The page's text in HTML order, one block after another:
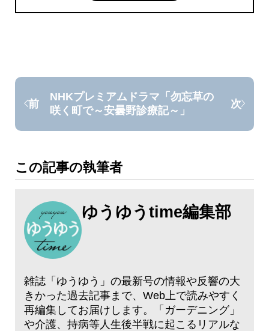
前
NHKプレミアムドラマ「勿忘草の
咲く町で～安曇野診療記～」
次
この記事の執筆者
ゆうゆうtime編集部
雑誌「ゆうゆう」の最新号の情報や反響の大
きかった過去記事まで、Web上で読みやすく
再編集してお届けします。「ガーデニング」
や介護、持病等人生後半戦に起こるリアルな